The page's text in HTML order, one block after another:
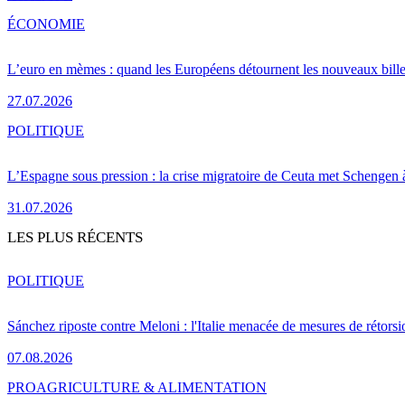
L’euro en mèmes : quand les Européens détournent les nouveaux
27.07.2026
ÉCONOMIE
L’Espagne sous pression : la crise migratoire de Ceuta met Schengen
31.07.2026
POLITIQUE
LES PLUS RÉCENTS
Sánchez riposte contre Meloni : l'Italie menacée de mesures de
07.08.2026
POLITIQUE
PROAGRICULTURE & ALIMENTATION